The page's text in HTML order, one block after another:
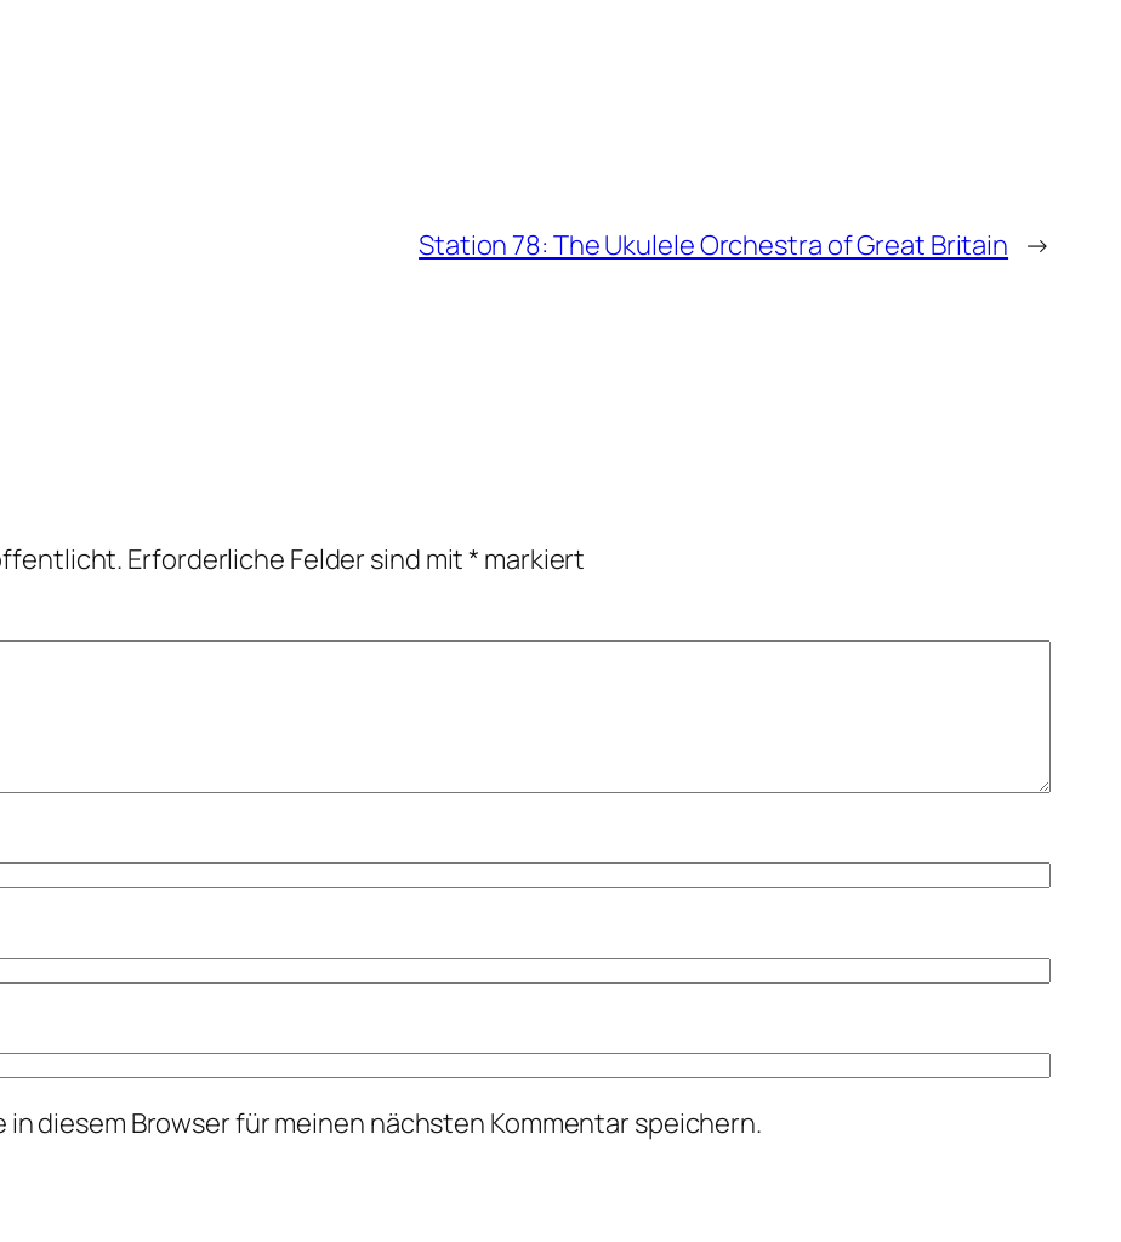
Station 78: The Ukulele Orchestra of Great Britain →
Erforderliche Felder sind mit* markiert
in diesem Browser für meinen nächsten Kommentar speichern.